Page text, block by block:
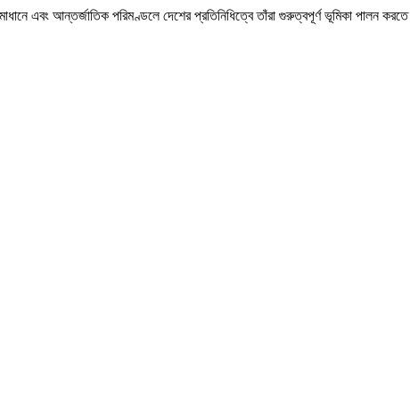
এবং আন্তর্জাতিক পরিমণ্ডলে দেশের প্রতিনিধিত্বে তাঁরা গুরুত্বপূর্ণ ভূমিকা পালন করতে